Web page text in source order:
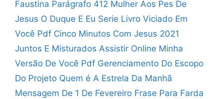
Faustina Parágrafo 412 Mulher Aos Pes De
Jesus O Duque E Eu Serie Livro Viciado Em
Você Pdf Cinco Minutos Com Jesus 2021
Juntos E Misturados Assistir Online Minha
Versão De Você Pdf Gerenciamento Do Escopo
Do Projeto Quem é A Estrela Da Manhã
Mensagem De 1 De Fevereiro Frase Para Farda